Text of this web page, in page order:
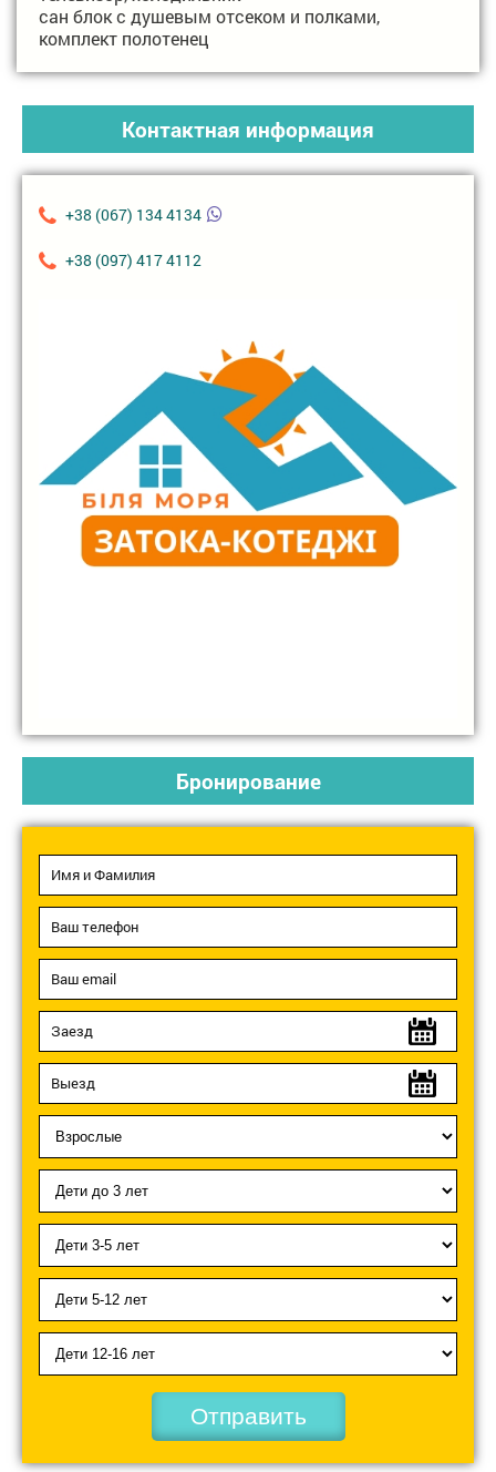
сан блок с душевым отсеком и полками,
комплект полотенец
Контактная информация
+38 (067) 134 4134
+38 (097) 417 4112
Бронирование
Отправить